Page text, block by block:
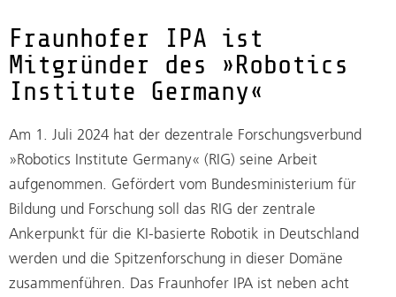
Fraunhofer IPA ist
Mitgründer des »Robotics
Institute Germany«
Am 1. Juli 2024 hat der dezentrale Forschungsverbund
»Robotics Institute Germany« (RIG) seine Arbeit
aufgenommen. Gefördert vom Bundesministerium für
Bildung und Forschung soll das RIG der zentrale
Ankerpunkt für die KI-basierte Robotik in Deutschland
werden und die Spitzenforschung in dieser Domäne
zusammenführen. Das Fraunhofer IPA ist neben acht